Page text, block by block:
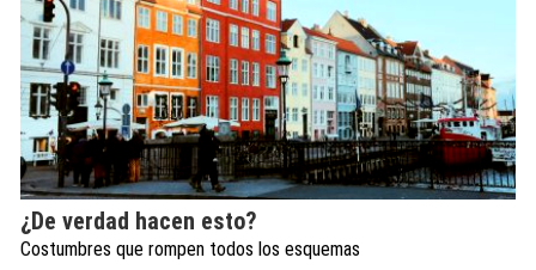
¿De verdad hacen esto?
Costumbres que rompen todos los esquemas